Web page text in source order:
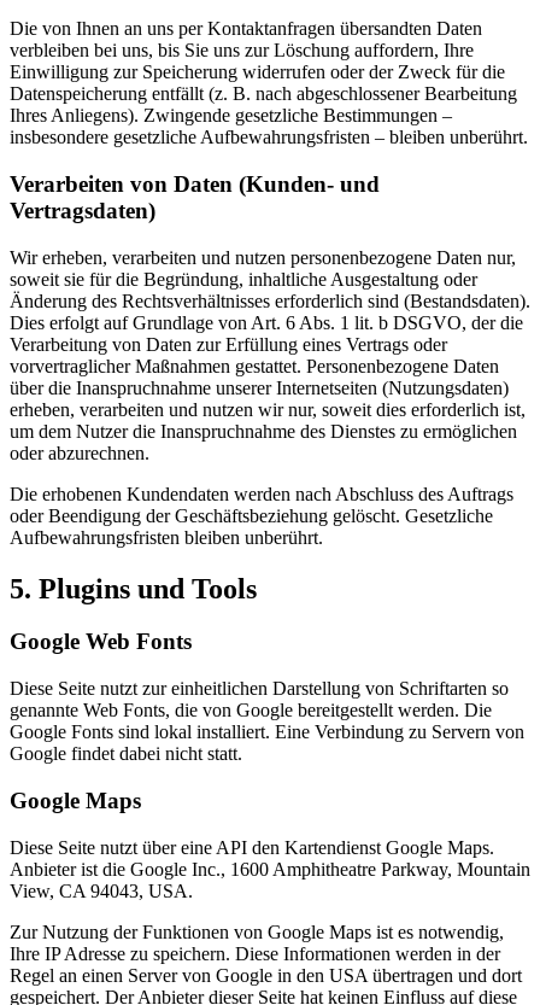
Die von Ihnen an uns per Kontaktanfragen übersandten Daten
verbleiben bei uns, bis Sie uns zur Löschung auffordern, Ihre
Einwilligung zur Speicherung widerrufen oder der Zweck für die
Datenspeicherung entfällt (z. B. nach abgeschlossener Bearbeitung
Ihres Anliegens). Zwingende gesetzliche Bestimmungen –
insbesondere gesetzliche Aufbewahrungsfristen – bleiben unberührt.
Verarbeiten von Daten (Kunden- und
Vertragsdaten)
Wir erheben, verarbeiten und nutzen personenbezogene Daten nur,
soweit sie für die Begründung, inhaltliche Ausgestaltung oder
Änderung des Rechtsverhältnisses erforderlich sind (Bestandsdaten).
Dies erfolgt auf Grundlage von Art. 6 Abs. 1 lit. b DSGVO, der die
Verarbeitung von Daten zur Erfüllung eines Vertrags oder
vorvertraglicher Maßnahmen gestattet. Personenbezogene Daten
über die Inanspruchnahme unserer Internetseiten (Nutzungsdaten)
erheben, verarbeiten und nutzen wir nur, soweit dies erforderlich ist,
um dem Nutzer die Inanspruchnahme des Dienstes zu ermöglichen
oder abzurechnen.
Die erhobenen Kundendaten werden nach Abschluss des Auftrags
oder Beendigung der Geschäftsbeziehung gelöscht. Gesetzliche
Aufbewahrungsfristen bleiben unberührt.
5. Plugins und Tools
Google Web Fonts
Diese Seite nutzt zur einheitlichen Darstellung von Schriftarten so
genannte Web Fonts, die von Google bereitgestellt werden. Die
Google Fonts sind lokal installiert. Eine Verbindung zu Servern von
Google findet dabei nicht statt.
Google Maps
Diese Seite nutzt über eine API den Kartendienst Google Maps.
Anbieter ist die Google Inc., 1600 Amphitheatre Parkway, Mountain
View, CA 94043, USA.
Zur Nutzung der Funktionen von Google Maps ist es notwendig,
Ihre IP Adresse zu speichern. Diese Informationen werden in der
Regel an einen Server von Google in den USA übertragen und dort
gespeichert. Der Anbieter dieser Seite hat keinen Einfluss auf diese